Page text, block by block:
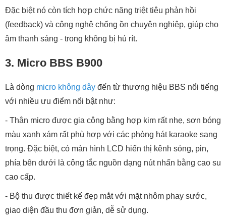
Đặc biệt nó còn tích hợp chức năng triệt tiêu phản hồi
(feedback) và công nghệ chống ồn chuyên nghiệp, giúp cho
âm thanh sáng - trong không bị hú rít.
3. Micro BBS B900
Là dòng micro không dây đến từ thương hiệu BBS nổi tiếng
với nhiều ưu điểm nổi bật như:
- Thân micro được gia công bằng hợp kim rất nhẹ, sơn bóng
màu xanh xám rất phù hợp với các phòng hát karaoke sang
trọng. Đặc biệt, có màn hình LCD hiển thị kênh sóng, pin,
phía bên dưới là công tắc nguồn dạng nút nhấn bằng cao su
cao cấp.
- Bộ thu được thiết kế đẹp mắt với mặt nhôm phay sước,
giao diện đầu thu đơn giản, dễ sử dụng.